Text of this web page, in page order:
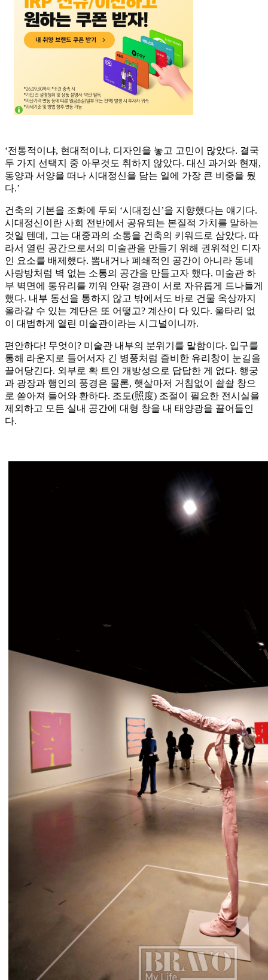
‘전통적이냐, 현대적이냐, 디자인을 놓고 고민이 많았다. 결국
두 가지 선택지 중 아무것도 취하지 않았다. 대신 과거와 현재,
동양과 서양을 떠나 시대정신을 담는 일에 가장 큰 비중을 뒀
다.’
건축의 기본을 조화에 두되 ‘시대정신’을 지향했다는 얘기다.
시대정신이란 사회 전반에서 공유되는 본질적 가치를 말하는
것일 텐데, 그는 대중과의 소통을 건축의 키워드로 삼았다. 따
라서 열린 공간으로서의 미술관을 만들기 위해 권위적인 디자
인 요소를 배제했다. 뽐내거나 폐쇄적인 공간이 아니라 동네
사랑방처럼 벽 없는 소통의 공간을 만들고자 했다. 미술관 하
부 벽면에 통유리를 끼워 안팎 경관이 서로 자유롭게 드나들게
했다. 내부 동선을 통하지 않고 밖에서도 바로 건물 옥상까지
올라갈 수 있는 계단은 또 어떻고? 계산이 다 있다. 울타리 없
이 대범하게 열린 미술관이라는 시그널이니까.
편안하다! 무엇이? 미술관 내부의 분위기를 말함이다. 입구를
통해 라운지로 들어서자 긴 병풍처럼 즐비한 유리창이 눈길을
끌어당긴다. 외부로 확 트인 개방성으로 답답한 게 없다. 행궁
과 광장과 행인의 풍경은 물론, 햇살마저 거침없이 솰솰 창으
로 쏟아져 들어와 환하다. 조도(照度) 조절이 필요한 전시실을
제외하고 모든 실내 공간에 대형 창을 내 태양광을 끌어들인
다.